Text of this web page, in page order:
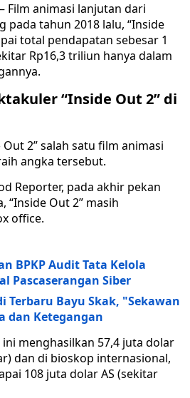
– Film animasi lanjutan dari
pada tahun 2018 lalu, “Inside
total pendapatan sebesar 1
Rp16,3 triliun hanya dalam
“Inside Out 2” di
2” salah satu film animasi
angka tersebut.
Reporter, pada akhir pekan
“Inside Out 2” masih
office.
BPKP Audit Tata Kelola
Pascaserangan Siber
Terbaru Bayu Skak, "Sekawan
dan Ketegangan
menghasilkan 57,4 juta dolar
dan di bioskop internasional,
108 juta dolar AS (sekitar